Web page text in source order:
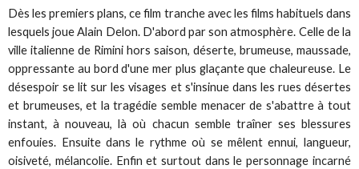
Dès les premiers plans, ce film tranche avec les films habituels dans
lesquels joue Alain Delon. D'abord par son atmosphère. Celle de la
ville italienne de Rimini hors saison, déserte, brumeuse, maussade,
oppressante au bord d'une mer plus glaçante que chaleureuse. Le
désespoir se lit sur les visages et s'insinue dans les rues désertes
et brumeuses, et la tragédie semble menacer de s'abattre à tout
instant, à nouveau, là où chacun semble traîner ses blessures
enfouies. Ensuite dans le rythme où se mêlent ennui, langueur,
oisiveté, mélancolie. Enfin et surtout dans le personnage incarné